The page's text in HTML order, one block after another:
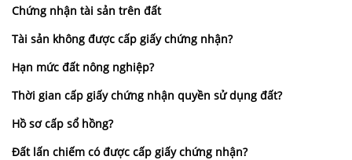
Chứng nhận tài sản trên đất
Tài sản không được cấp giấy chứng nhận?
Hạn mức đất nông nghiệp?
Thời gian cấp giấy chứng nhận quyền sử dụng đất?
Hồ sơ cấp sổ hồng?
Đất lấn chiếm có được cấp giấy chứng nhận?